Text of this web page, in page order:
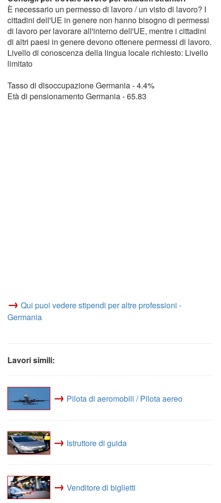
È necessario un permesso di lavoro / un visto di lavoro? I
cittadini dell'UE in genere non hanno bisogno di permessi
di lavoro per lavorare all'interno dell'UE, mentre i cittadini
di altri paesi in genere devono ottenere permessi di lavoro.
Livello di conoscenza della lingua locale richiesto: Livello
limitato
Tasso di disoccupazione Germania - 4.4%
Età di pensionamento Germania - 65.83
→ Qui puoi vedere stipendi per altre professioni -
Germania
Lavori simili:
→ Pilota di aeromobili / Pilota aereo
→ Istruttore di guida
→ Venditore di biglietti